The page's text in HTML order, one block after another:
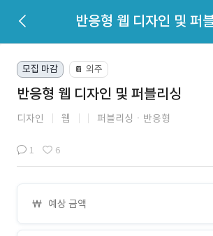
반응형 웹 디자인 및 퍼
모집 마감 📔 외주
반응형 웹 디자인 및 퍼블리싱
디자인 웹 퍼블리싱ㆍ반응형
1 6
예상 금액